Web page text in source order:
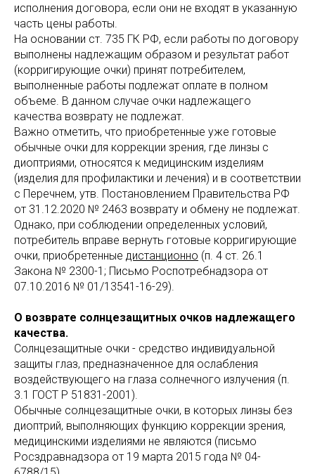
исполнения договора, если они не входят в указанную
часть цены работы.
На основании ст. 735 ГК РФ, если работы по договору
выполнены надлежащим образом и результат работ
(корригирующие очки) принят потребителем,
выполненные работы подлежат оплате в полном
объеме. В данном случае очки надлежащего
качества возврату не подлежат.
Важно отметить, что приобретенные уже готовые
обычные очки для коррекции зрения, где линзы с
диоптриями, относятся к медицинским изделиям
(изделия для профилактики и лечения) и в соответствии
с Перечнем, утв. Постановлением Правительства РФ
от 31.12.2020 № 2463 возврату и обмену не подлежат.
Однако, при соблюдении определенных условий,
потребитель вправе вернуть готовые корригирующие
очки, приобретенные дистанционно (п. 4 ст. 26.1
Закона № 2300-1; Письмо Роспотребнадзора от
07.10.2016 № 01/13541-16-29).
О возврате солнцезащитных очков надлежащего
качества.
Солнцезащитные очки - средство индивидуальной
защиты глаз, предназначенное для ослабления
воздействующего на глаза солнечного излучения (п.
3.1 ГОСТ Р 51831-2001).
Обычные солнцезащитные очки, в которых линзы без
диоптрий, выполняющих функцию коррекции зрения,
медицинскими изделиями не являются (письмо
Росздравнадзора от 19 марта 2015 года № 04-